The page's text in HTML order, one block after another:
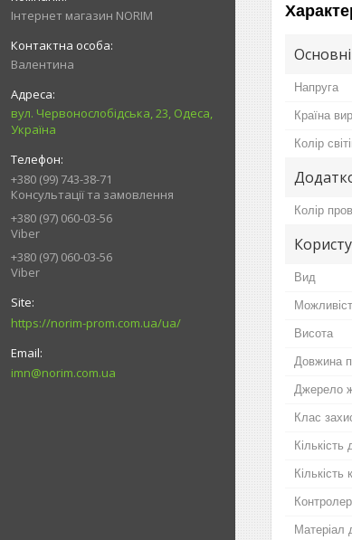
Інтернет магазин NORIM
Валентина
вул. Червонослобідська, 23, Одеса,
Україна
+380 (99) 743-38-71
Консультації та замовлення
+380 (97) 060-03-56
Viber
+380 (97) 060-03-56
Viber
https://norim-prom.com.ua/ua/
imn@norim.com.ua
Основні
Напруга
Країна
Колір
Колір
Вид
Висота
Довжина
Джерело
Клас
Кількість
Контролер
Матеріал